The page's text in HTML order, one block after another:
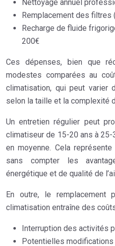
Nettoyage annuel
Remplacement des filtres
Recharge de fluide
200€
Ces dépenses, bien que
modestes comparées au
climatisation, qui peut varier
selon la taille et la complexité
Un entretien régulier peut
climatiseur de 15-20 ans à
en moyenne. Cela
sans compter les
énergétique et de qualité de
En outre, le remplacement
climatisation entraîne des
Interruption des activités
Potentielles